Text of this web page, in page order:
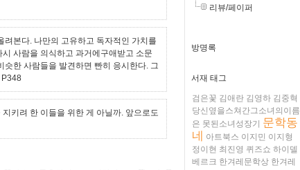
리뷰/페이퍼
방명록
서재 태그
검은꽃 김애란 김영하 김중혁
당신옆을스쳐간그소녀의이름
은 못된소녀성장기
문학동
네
아트북스 이지민 이지형
정이현 최진영 퀴즈쇼 하이델
베르크 한겨레문학상 한겨레
본다. 나만의 고유하고 독자적인 가치를
사람을 의식하고 과거에구애받고 소문
한 사람들을 발견하면 빤히 응시한다. 그
P348
키려 한 이들을 위한 게 아닐까. 앞으로도